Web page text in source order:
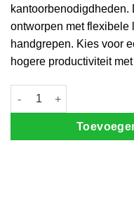
kantoorbenodigdheden.
ontworpen met
handgrepen. Kies voor
hogere productiviteit
Markant HQ Ladeblokken